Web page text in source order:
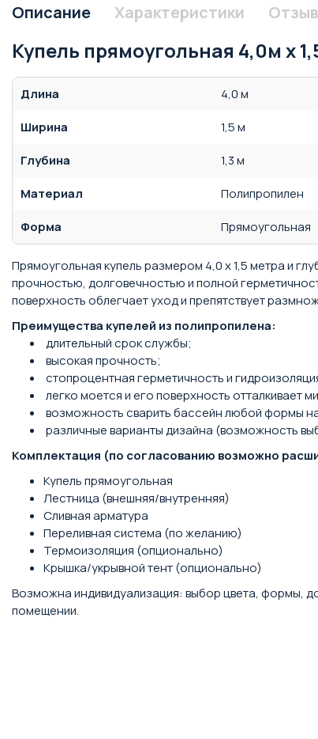
Описание Характеристики
Купель прямоугольная 4,0м х
Длина
4,0 м
Ширина
1,5 м
Глубина
1,3 м
Материал
Полипропилен
Форма
Прямоугольная
Прямоугольная купель размером 4,0 х 1,5 метра и
прочностью, долговечностью и полной
поверхность облегчает уход и препятствует
Преимущества купелей из полипропилена:
длительный срок службы;
высокая прочность;
стопроцентная герметичность и
легко моется и его поверхность отталкивает
возможность сварить бассейн любой формы
различные варианты дизайна (возможность
Комплектация (по согласованию возможно
Купель прямоугольная
Лестница (внешняя/внутренняя)
Сливная арматура
Переливная система (по желанию)
Термоизоляция (опционально)
Крышка/укрывной тент (опционально)
Возможна индивидуализация: выбор цвета, формы,
помещении.